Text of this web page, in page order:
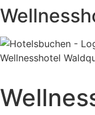
Wellnesshotel